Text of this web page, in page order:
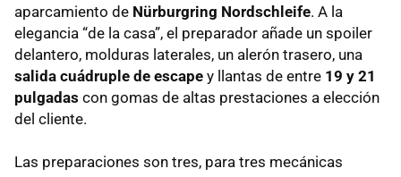
aparcamiento de Nürburgring Nordschleife. A la
elegancia “de la casa”, el preparador añade un spoiler
delantero, molduras laterales, un alerón trasero, una
salida cuádruple de escape y llantas de entre 19 y 21
pulgadas con gomas de altas prestaciones a elección
del cliente.
Las preparaciones son tres, para tres mecánicas